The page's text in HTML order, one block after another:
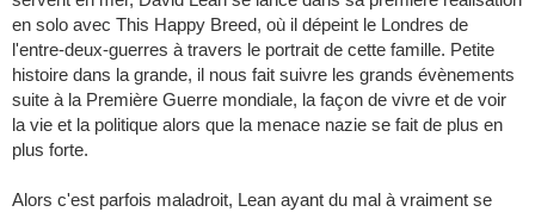
en solo avec This Happy Breed, où il dépeint le Londres de
l'entre-deux-guerres à travers le portrait de cette famille. Petite
histoire dans la grande, il nous fait suivre les grands évènements
suite à la Première Guerre mondiale, la façon de vivre et de voir
la vie et la politique alors que la menace nazie se fait de plus en
plus forte.
Alors c'est parfois maladroit, Lean ayant du mal à vraiment se